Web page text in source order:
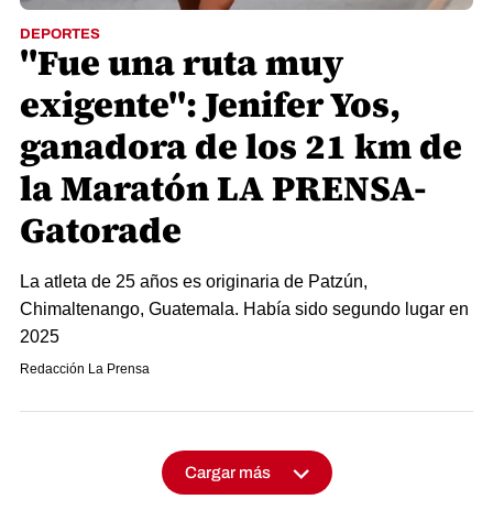
DEPORTES
"Fue una ruta muy
exigente": Jenifer Yos,
ganadora de los 21 km de
la Maratón LA PRENSA-
Gatorade
La atleta de 25 años es originaria de Patzún,
Chimaltenango, Guatemala. Había sido segundo lugar en
2025
Redacción La Prensa
Cargar más